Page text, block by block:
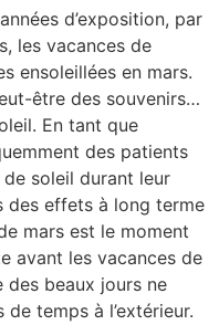
d’exposition, par
les vacances de
ensoleillées en mars.
être des souvenirs…
En tant que
des patients
soleil durant leur
des effets à long terme
mars est le moment
avant les vacances de
des beaux jours ne
temps à l’extérieur.